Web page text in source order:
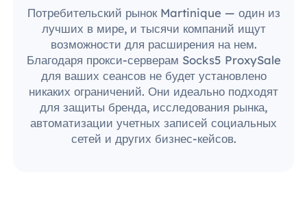
Потребительский рынок Martinique — один из
лучших в мире, и тысячи компаний ищут
возможности для расширения на нем.
Благодаря прокси-серверам Socks5 ProxySale
для ваших сеансов не будет установлено
никаких ограничений. Они идеально подходят
для защиты бренда, исследования рынка,
автоматизации учетных записей социальных
сетей и других бизнес-кейсов.